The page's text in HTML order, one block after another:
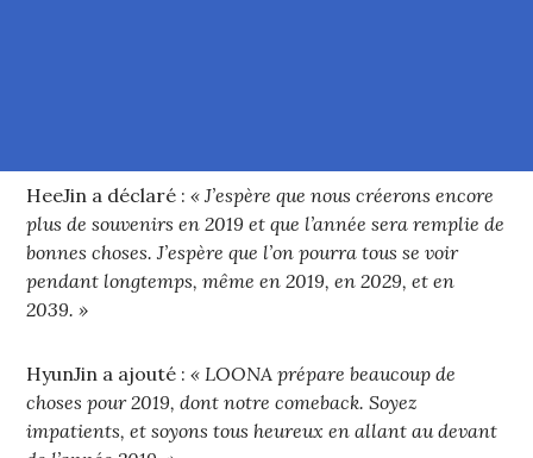
HeeJin a déclaré :« J’espère que nous créerons encore
plus de souvenirs en 2019 et que l’année sera remplie de
bonnes choses. J’espère que l’on pourra tous se voir
pendant longtemps, même en 2019, en 2029, et en
2039. »
HyunJin a ajouté :« LOONA prépare beaucoup de
choses pour 2019, dont notre comeback. Soyez
impatients, et soyons tous heureux en allant au devant